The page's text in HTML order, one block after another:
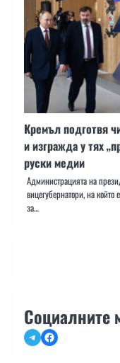
Кремъл подготвя
и изгражда у тях
руски медии
Администрацията на
вицегубернатори, на който
за…
Социалните
TelegramFacebook